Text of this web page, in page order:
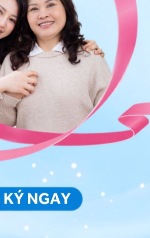
Chia sẻ
Sản khoa
điều trị nhiễm
(CMV)